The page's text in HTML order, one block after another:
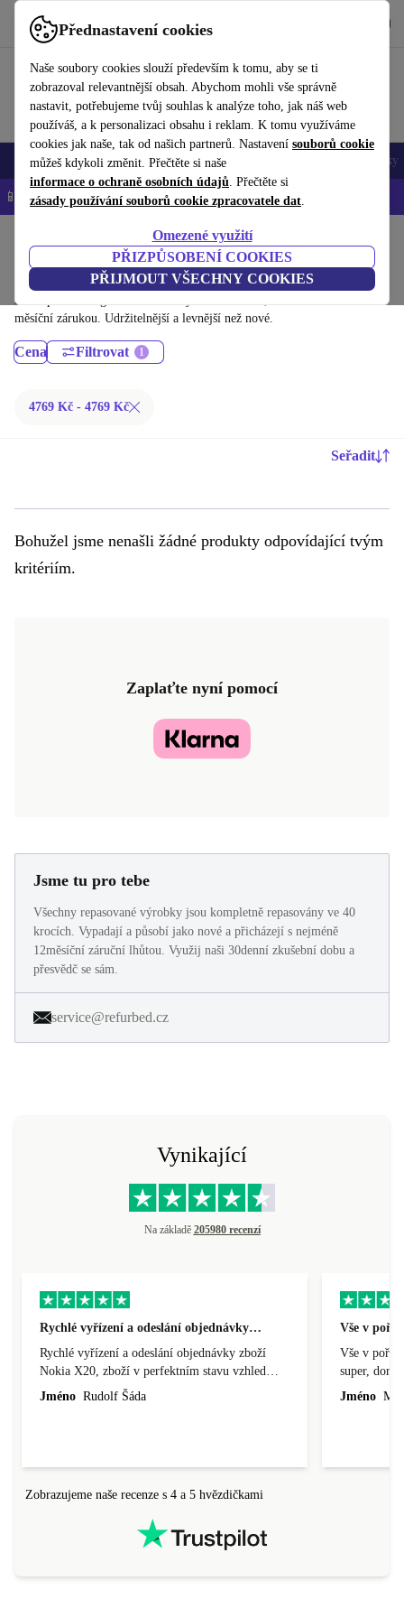
Přednastavení cookies
Naše soubory cookies slouží především k tomu, aby se ti
zobrazoval relevantnější obsah. Abychom mohli vše správně
nastavit, potřebujeme tvůj souhlas k analýze toho, jak náš web
používáš, a k personalizaci obsahu i reklam. K tomu využíváme
cookies jak naše, tak od našich partnerů. Nastavení souborů cookie
můžeš kdykoli změnit. Přečtěte si naše
informace o ochraně osobních údajů. Přečtěte si
zásady používání souborů cookie zpracovatele dat.
Omezené využití
PŘIZPŮSOBENÍ COOKIES
PŘIJMOUT VŠECHNY COOKIES
Používejte refurbed rychle a snadno
Mobily a smartphony Notebooky Tablety Doplňky
📱 -5 % NAVÍC na všechny iPhony – kód: IPHONEDEAL-
Kamery a fotoaparáty
Digitální zrcadlovky:
Dříve použité Digitální zrcadlovky – renovované, s minimálně 12
měsíční zárukou. Udržitelnější a levnější než nové.
Cena Filtrovat
4769 Kč - 4769 Kč
Seřadit
Bohužel jsme nenašli žádné produkty odpovídající tvým
kritériím.
Zaplaťte nyní pomocí
Jsme tu pro tebe
Všechny repasované výrobky jsou kompletně repasovány ve 40
krocích. Vypadají a působí jako nové a přicházejí s nejméně
12měsíční záruční lhůtou. Využij naši 30denní zkušební dobu a
přesvědč se sám.
service@refurbed.cz
Vynikající
Na základě 205980 recenzí
Rychlé vyřízení a odeslání objednávky…
Rychlé vyřízení a odeslání objednávky zboží
Nokia X20, zboží v perfektním stavu vzhled
nového výrobku, cena výborná, funguje v
Jméno Rudolf Šáda
Vše v
Vše v
super,
doprava
Jméno
Zobrazujeme naše recenze s 4 a 5 hvězdičkami